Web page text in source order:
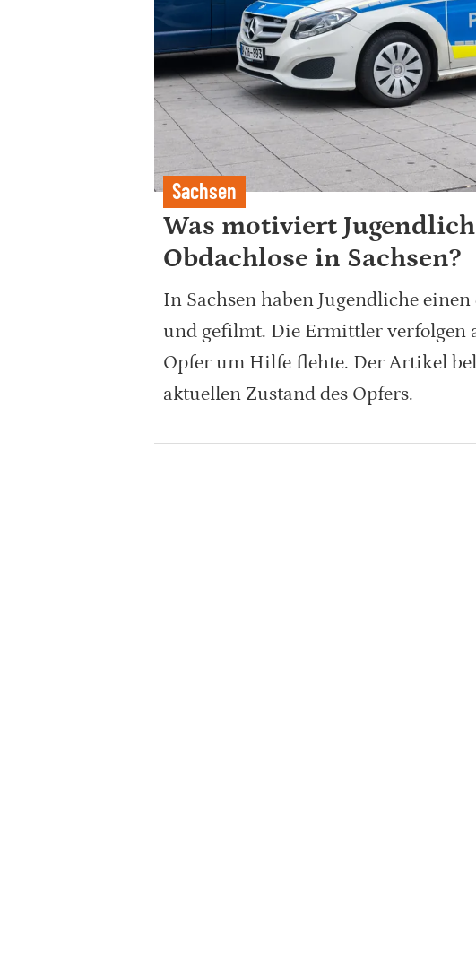
Sachsen
Was motiviert
Obdachlose in Sachsen?
In Sachsen haben Jugendliche
und gefilmt. Die Ermittler verfolgen
Opfer um Hilfe flehte. Der Artikel
aktuellen Zustand des Opfers.